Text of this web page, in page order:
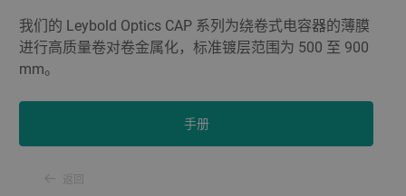
我们的 Leybold Optics CAP 系列为绕卷式电容器的薄膜
进行高质量卷对卷金属化，标准镀层范围为 500 至 900
mm。
手册
返回